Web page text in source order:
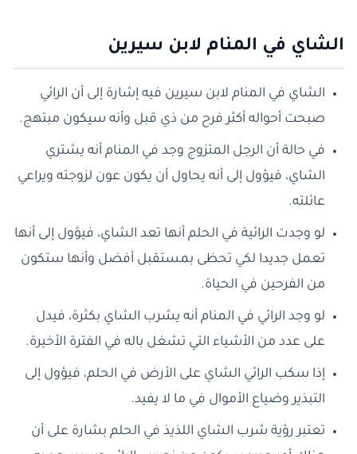
الشاي في المنام لابن سيرين
الشاي في المنام لابن سيرين فيه إشارة إلى أن الرائي
صبحت أحواله أكثر فرح من ذي قبل وأنه سيكون مبتهج.
في حالة أن الرجل المتزوج وجد في المنام أنه يشتري
الشاي، فيؤول إلى أنه يحاول أن يكون عون لزوجته ويراعي
عائلته.
لو وجدت الرائية في الحلم أنها تعد الشاي، فيؤول إلى أنها
تعمل جديدا لكي تحظى بمستقبل أفضل وأنها ستكون
من الفرحين في الحياة.
لو وجد الرائي في المنام أنه يشرب الشاي بكثرة، فيدل
على عدد من الأشياء التي تشغل باله في الفترة الأخيرة.
إذا سكب الرائي الشاي على الأرض في الحلم، فيؤول إلى
التبذير وضياع الأموال في ما لا يفيد.
تعتبر رؤية شرب الشاي اللذيذ في الحلم بشارة على أن